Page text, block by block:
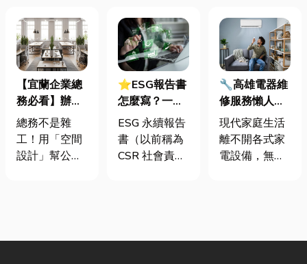
【宜蘭企業總
務必看】辦公
室如何打造高
效能職場？從
辦公桌椅、系
總務不是雜
工！用「空間
設計」幫公司
公室時，常覺
⭐ESG報告書
怎麼寫？一定
要上市櫃才寫
嗎？3步驟擺
脫綠色轉型焦
ESG 永續報告
書（以前稱為
CSR 社會責任
責任（S）與
🔧高雄電器維
修服務懶人包
｜冷氣、冰
箱、洗衣機專
業維修
現代家庭生活
離不開各式家
電設備，無論
還是每天幫助